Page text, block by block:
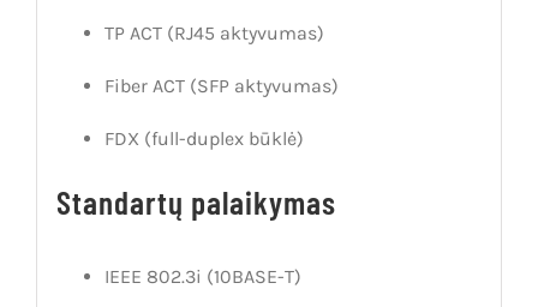
TP ACT (RJ45 aktyvumas)
Fiber ACT (SFP aktyvumas)
FDX (full-duplex būklė)
Standartų palaikymas
IEEE 802.3i (10BASE-T)